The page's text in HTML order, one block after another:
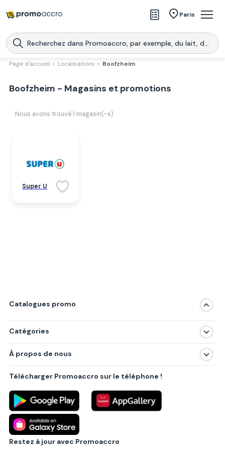
Paris
Magasins
Produits
Promoaccro
l'application
Page d'accueil > Localisations > Boofzheim
Boofzheim - Magasins et promotions
Nous avons trouvé 1 magasin(-s)
Super U
Catalogues promo
Catégories
Produits
Villes principales
À propos de nous
Politique de confidentialité
Règlements
Partenariat B2B
Blog
Contact
Télécharger Promoaccro sur le téléphone !
Restez à jour avec Promoaccro